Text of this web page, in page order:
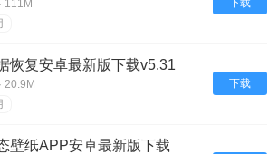
111M
下载
恢复安卓最新版下载v5.31
20.9M
下载
壁纸APP安卓最新版下载